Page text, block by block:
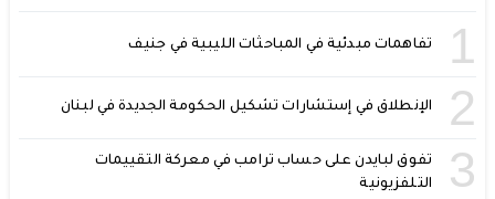
1 تفاهمات مبدئية في المباحثات الليبية في جنيف
2 الإنطلاق في إستشارات تشكيل الحكومة الجديدة في لبنان
3
تفوق لبايدن على حساب ترامب في معركة التقييمات
التلفزيونية